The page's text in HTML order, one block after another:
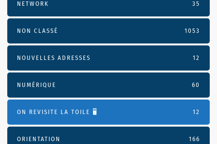
NETWORK 35
NON CLASSÉ 1053
NOUVELLES ADRESSES 12
NUMÉRIQUE 60
ON REVISITE LA TOILE 🖥️ 12
ORIENTATION 166